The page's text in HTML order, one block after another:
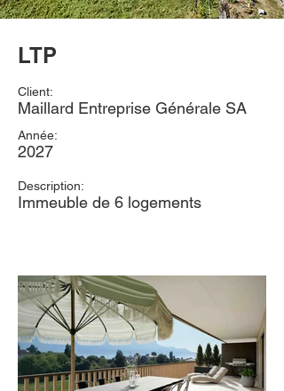
LTP
Client:
Maillard Entreprise Générale SA
Année:
2027
Description:
Immeuble de 6 logements